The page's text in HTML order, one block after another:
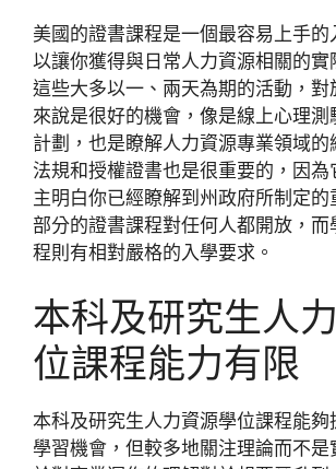
美國的證書課程是一個最容易上手的
以讓你獲得與日常人力資源相關的實
這些大多以一、兩天為期的活動，對
來說是很好的機會，像是線上心理測
計劃，也是瞭解人力資源專業領域的
法規和授權證書也是很重要的，因為
主明白你已經瞭解到州政府所制定的
部分的證書課程對任何人都開放，而
程則有相對嚴格的入學要求。
本科及研究生人
位課程能力有限
本科及研究生人力資源學位課程能夠
學習機會，但較多地關注理論而不是